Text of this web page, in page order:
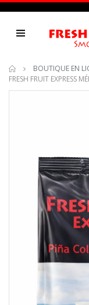
BOUTIQUE EN
FRESH FRUIT EXPRESS